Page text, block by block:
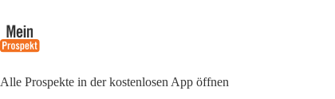
Alle Prospekte in der kostenlosen App öffnen